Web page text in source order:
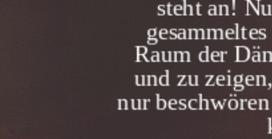
steht an!
Raum der
und zu
nur